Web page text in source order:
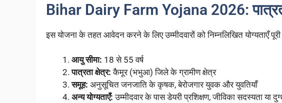
Bihar Dairy Farm Yojana 2026:
इस योजना के तहत आवेदन करने के लिए उम्मीदवारों को निम्नलिखित योग्यताएँ पूरी
आयु सीमा: 18 से 55 वर्ष
पात्रता क्षेत्र: कैमूर (भभुआ) जिले के ग्रामीण क्षेत्र
समूह: अनुसूचित जनजाति के कृषक, बेरोजगार युवक और युवतियाँ
अन्य योग्यताएँ: उम्मीदवार के पास डेयरी प्रशिक्षण, जीविका सदस्यता या